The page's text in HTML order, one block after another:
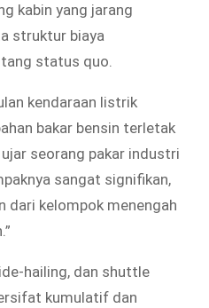
kabin yang jarang
struktur biaya
status quo.
kendaraan listrik
bakar bensin terletak
seorang pakar industri
sangat signifikan,
dari kelompok menengah
hailing, dan shuttle
kumulatif dan